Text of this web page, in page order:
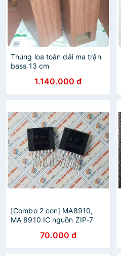
Thùng loa toàn dải ma trận
bass 13 cm
1.140.000 đ
[Combo 2 con] MA8910,
MA 8910 IC nguồn ZIP-7
70.000 đ